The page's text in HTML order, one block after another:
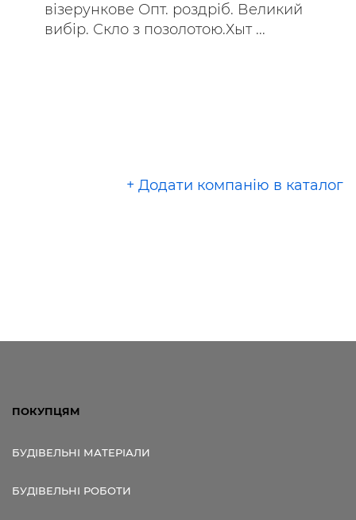
візерункове Опт. роздріб. Великий
вибір. Скло з позолотою.Хыт ...
+ Додати компанію в каталог
ПОКУПЦЯМ
БУДІВЕЛЬНІ МАТЕРІАЛИ
БУДІВЕЛЬНІ РОБОТИ